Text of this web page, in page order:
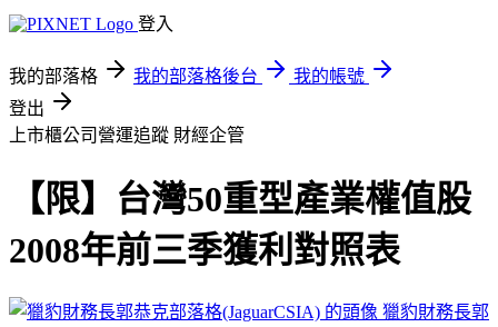
登入
我的部落格 我的部落格後台
我的帳號
登出
上市櫃公司營運追蹤 財經企管
【限】台灣50重型產業權值股
2008年前三季獲利對照表
獵豹財務長郭